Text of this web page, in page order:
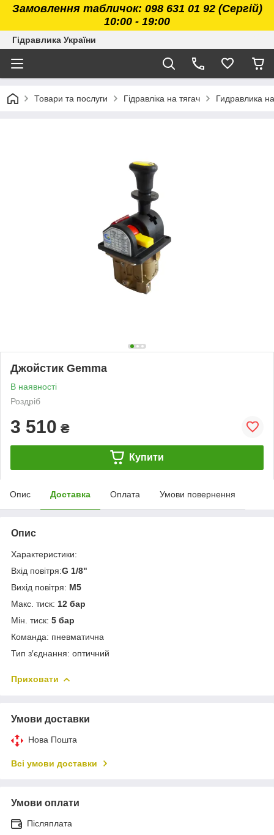
Замовлення табличок: 098 631 01 92 (Сергій)
10:00 - 19:00
Гідравлика України
Товари та послуги Гідравліка на тягач Гидравлика
Джойстик Gemma
В наявності
Роздріб
3 510 ₴
Купити
Опис Доставка Оплата Умови повернення
Опис
Характеристики:
Вхід повітря:G 1/8"
Вихід повітря: М5
Макс. тиск: 12 бар
Мін. тиск: 5 бар
Команда: пневматична
Тип з′єднання: оптичний
Приховати
Умови доставки
Нова Пошта
Всі умови доставки
Умови оплати
Післяплата